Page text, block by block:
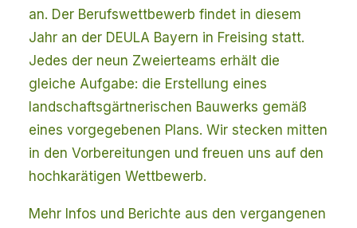
an. Der Berufswettbewerb findet in diesem
Jahr an der DEULA Bayern in Freising statt.
Jedes der neun Zweierteams erhält die
gleiche Aufgabe: die Erstellung eines
landschaftsgärtnerischen Bauwerks gemäß
eines vorgegebenen Plans. Wir stecken mitten
in den Vorbereitungen und freuen uns auf den
hochkarätigen Wettbewerb.
Mehr Infos und Berichte aus den vergangenen